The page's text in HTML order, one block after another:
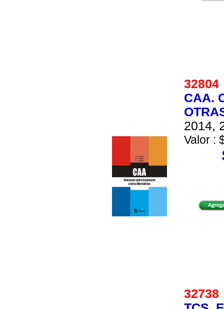
CAA.
2014,
Valor :